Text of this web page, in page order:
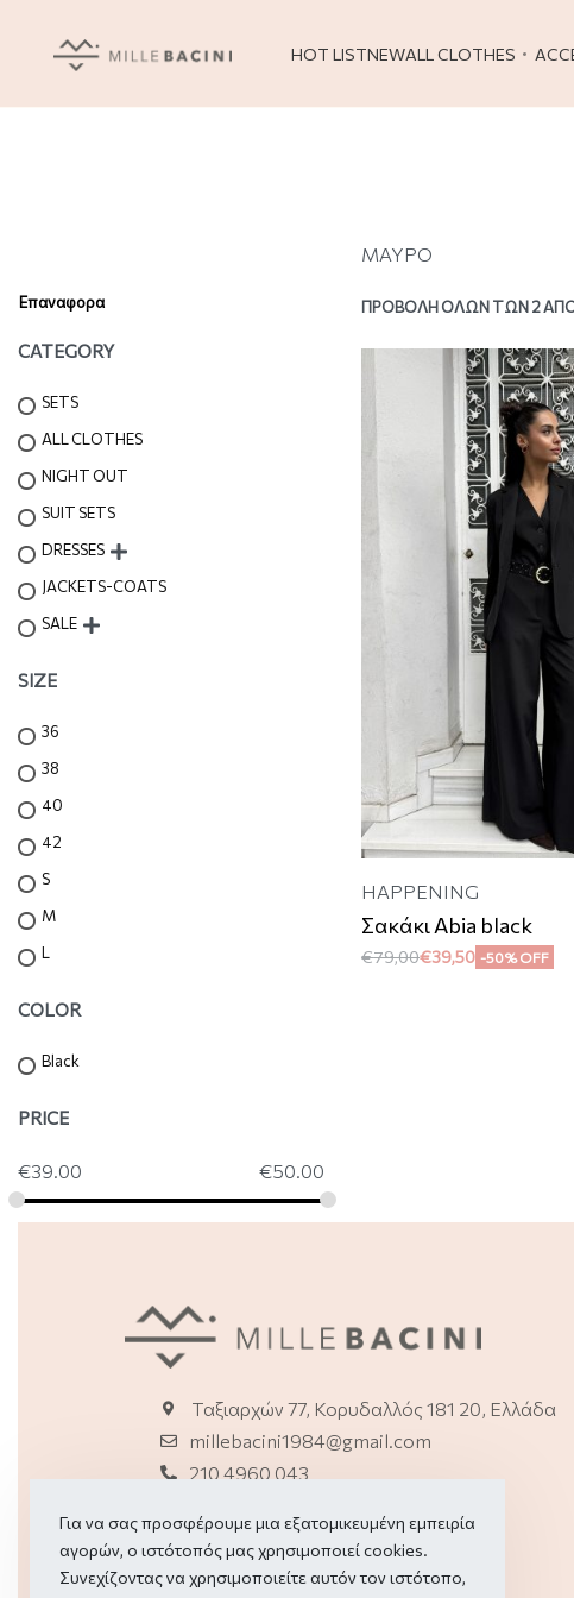
HOT LISTNEWALL CLOTHES
Επαναφορα
CATEGORY
SETS
ALL CLOTHES
NIGHT OUT
SUIT SETS
DRESSES
JACKETS-COATS
SALE
SIZE
36
38
40
42
S
M
L
COLOR
Black
PRICE
€39.00 €50.00
ΜΑΥΡΟ
ΠΡΟΒΟΛΉ ΌΛΩΝ ΤΩΝ 2
HAPPENING
Σακάκι Abia black
€79,00€39,50 -50% OFF
Ταξιαρχών 77, Κορυδαλλός 181 20, Ελλάδα
millebacini1984@gmail.com
210 4960 043
Για να σας προσφέρουμε μια εξατομικευμένη εμπειρία
αγορών, ο ιστότοπός μας χρησιμοποιεί cookies.
Συνεχίζοντας να χρησιμοποιείτε αυτόν τον ιστότοπο,